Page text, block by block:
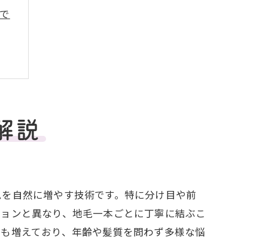
説
自然に増やす技術です。特に分け目や前
ンと異なり、地毛一本ごとに丁寧に結ぶこ
増えており、年齢や髪質を問わず多様な悩